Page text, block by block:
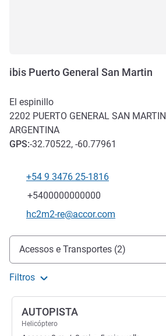
ibis Puerto General San Martin
El espinillo
2202 PUERTO GENERAL SAN MARTIN
ARGENTINA
GPS:-32.70522, -60.77961
Telefone
+54 9 3476 25-1816
Fax
+5400000000000
E-mail de contacto
hc2m2-re@accor.com
Acesso e transporte
Acessos e Transportes (2)
Filtros
AUTOPISTA
Helicóptero